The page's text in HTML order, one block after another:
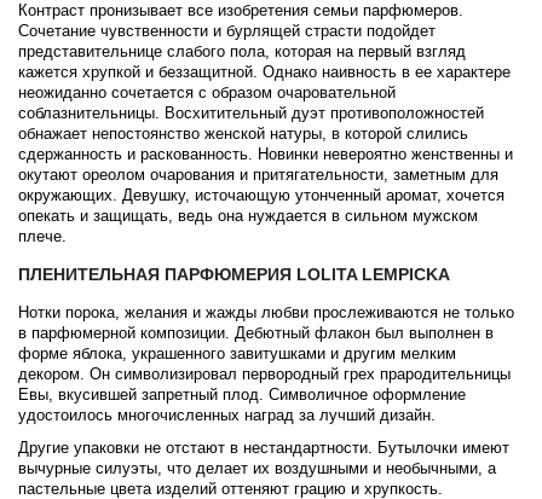
Контраст пронизывает все изобретения семьи парфюмеров.
Сочетание чувственности и бурлящей страсти подойдет
представительнице слабого пола, которая на первый взгляд
кажется хрупкой и беззащитной. Однако наивность в ее характере
неожиданно сочетается с образом очаровательной
соблазнительницы. Восхитительный дуэт противоположностей
обнажает непостоянство женской натуры, в которой слились
сдержанность и раскованность. Новинки невероятно женственны и
окутают ореолом очарования и притягательности, заметным для
окружающих. Девушку, источающую утонченный аромат, хочется
опекать и защищать, ведь она нуждается в сильном мужском
плече.
ПЛЕНИТЕЛЬНАЯ ПАРФЮМЕРИЯ LOLITA LEMPICKA
Нотки порока, желания и жажды любви прослеживаются не только
в парфюмерной композиции. Дебютный флакон был выполнен в
форме яблока, украшенного завитушками и другим мелким
декором. Он символизировал первородный грех прародительницы
Евы, вкусившей запретный плод. Символичное оформление
удостоилось многочисленных наград за лучший дизайн.
Другие упаковки не отстают в нестандартности. Бутылочки имеют
вычурные силуэты, что делает их воздушными и необычными, а
пастельные цвета изделий оттеняют грацию и хрупкость.